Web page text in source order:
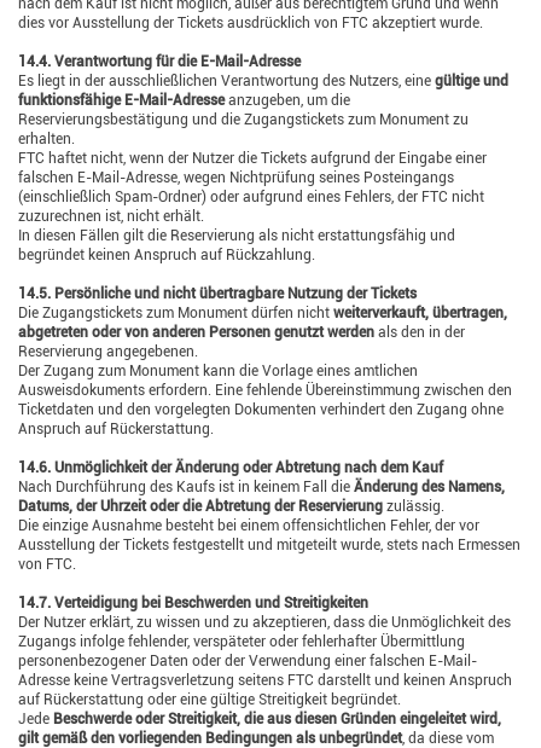
nach dem Kauf ist nicht möglich, außer aus berechtigtem Grund und wenn
dies vor Ausstellung der Tickets ausdrücklich von FTC akzeptiert wurde.
14.4. Verantwortung für die E-Mail-Adresse
Es liegt in der ausschließlichen Verantwortung des Nutzers, eine gültige und
funktionsfähige E-Mail-Adresseanzugeben, um die
Reservierungsbestätigung und die Zugangstickets zum Monument zu
erhalten.
FTC haftet nicht, wenn der Nutzer die Tickets aufgrund der Eingabe einer
falschen E-Mail-Adresse, wegen Nichtprüfung seines Posteingangs
(einschließlich Spam-Ordner) oder aufgrund eines Fehlers, der FTC nicht
zuzurechnen ist, nicht erhält.
In diesen Fällen gilt die Reservierung als nicht erstattungsfähig und
begründet keinen Anspruch auf Rückzahlung.
14.5. Persönliche und nicht übertragbare Nutzung der Tickets
Die Zugangstickets zum Monument dürfen nicht weiterverkauft, übertragen,
abgetreten oder von anderen Personen genutzt werden als den in der
Reservierung angegebenen.
Der Zugang zum Monument kann die Vorlage eines amtlichen
Ausweisdokuments erfordern. Eine fehlende Übereinstimmung zwischen den
Ticketdaten und den vorgelegten Dokumenten verhindert den Zugang ohne
Anspruch auf Rückerstattung.
14.6. Unmöglichkeit der Änderung oder Abtretung nach dem Kauf
Nach Durchführung des Kaufs ist in keinem Fall die Änderung des Namens,
Datums, der Uhrzeit oder die Abtretung der Reservierung zulässig.
Die einzige Ausnahme besteht bei einem offensichtlichen Fehler, der vor
Ausstellung der Tickets festgestellt und mitgeteilt wurde, stets nach Ermessen
von FTC.
14.7. Verteidigung bei Beschwerden und Streitigkeiten
Der Nutzer erklärt, zu wissen und zu akzeptieren, dass die Unmöglichkeit des
Zugangs infolge fehlender, verspäteter oder fehlerhafter Übermittlung
personenbezogener Daten oder der Verwendung einer falschen E-Mail-
Adresse keine Vertragsverletzung seitens FTC darstellt und keinen Anspruch
auf Rückerstattung oder eine gültige Streitigkeit begründet.
Jede Beschwerde oder Streitigkeit, die aus diesen Gründen eingeleitet wird,
gilt gemäß den vorliegenden Bedingungen als unbegründet, da diese vom